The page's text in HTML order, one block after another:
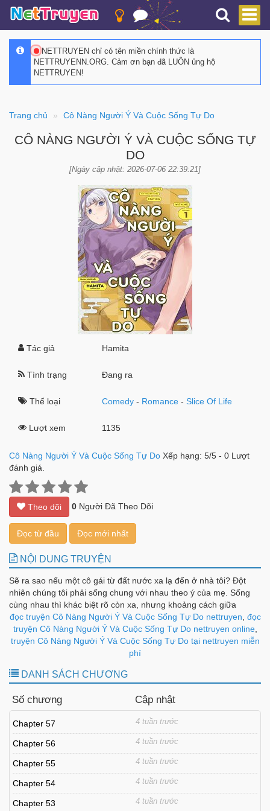
NETTRUYEN chỉ có tên miền chính thức là
NETTRUYENN.ORG. Cảm ơn bạn đã LUÔN ủng hộ
NETTRUYEN!
Trang chủ Cô Nàng Người Ý Và Cuộc Sống Tự Do
CÔ NÀNG NGƯỜI Ý VÀ CUỘC SỐNG TỰ
DO
[Ngày cập nhật: 2026-07-06 22:39:21]
Tác giả Hamita
Tình trạng Đang ra
Thể loại Comedy - Romance -Slice Of Life
Lượt xem 1135
Cô Nàng Người Ý Và Cuộc Sống Tự Do Xếp hạng: 5/5 - 0 Lượt
đánh giá.
Theo dõi 0 Người Đã Theo Dõi
Đọc từ đầu Đọc mới nhất
NỘI DUNG TRUYỆN
Sẽ ra sao nếu một cô gái từ đất nước xa lạ đến ở nhà tôi? Đột
nhiên chúng tôi phải sống chung với nhau theo ý của mẹ. Sống
cùng nhau thì khác biệt rõ còn xa, nhưng khoảng cách giữa
chúng tôi thì càng gần...!?
đọc truyện Cô Nàng Người Ý Và Cuộc Sống Tự Do nettruyen đọc
truyện Cô Nàng Người Ý Và Cuộc Sống Tự Do nettruyen online,
truyện Cô Nàng Người Ý Và Cuộc Sống Tự Do tại nettruyen miễn
phí
DANH SÁCH CHƯƠNG
Số chương Cập nhật
Chapter 57 4 tuần trước
Chapter 56 4 tuần trước
Chapter 55 4 tuần trước
Chapter 54 4 tuần trước
Chapter 53 4 tuần trước